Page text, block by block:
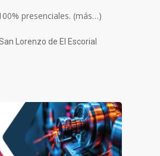
presenciales. (más…)
Lorenzo de El Escorial